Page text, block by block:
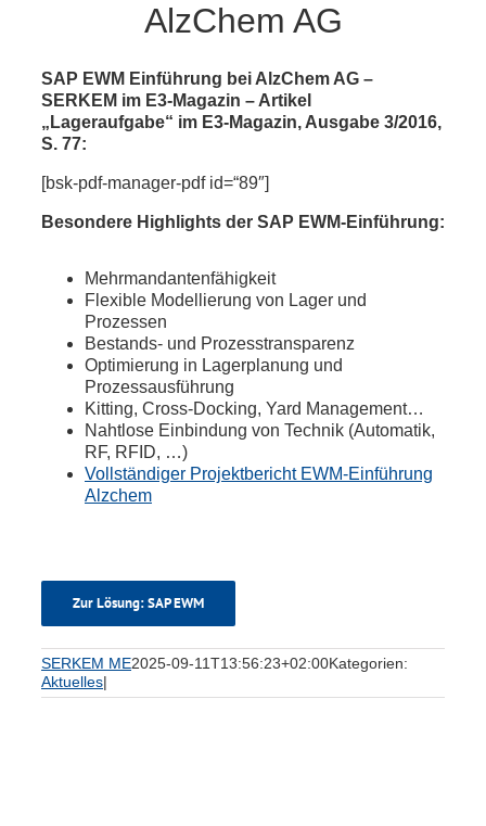
AlzChem AG
SAP EWM Einführung bei AlzChem AG –
SERKEM im E3-Magazin – Artikel
„Lageraufgabe“ im E3-Magazin, Ausgabe 3/2016,
S. 77:
[bsk-pdf-manager-pdf id=“89″]
Besondere Highlights der SAP EWM-Einführung:
Mehrmandantenfähigkeit
Flexible Modellierung von Lager und
Prozessen
Bestands- und Prozesstransparenz
Optimierung in Lagerplanung und
Prozessausführung
Kitting, Cross-Docking, Yard Management…
Nahtlose Einbindung von Technik (Automatik,
RF, RFID, …)
Vollständiger Projektbericht EWM-Einführung
Alzchem
Zur Lösung: SAP EWM
SERKEM ME2025-09-11T13:56:23+02:00Kategorien:
Aktuelles|